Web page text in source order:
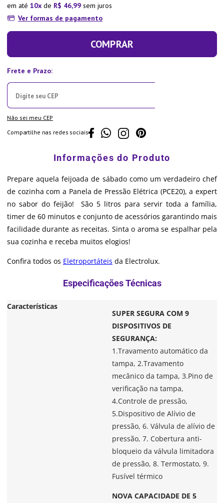
em até 10 de R$ 46,99 sem juros
Ver formas de pagamento
COMPRAR
Não sei meu CEP
Compartilhe nas redes sociais
Prepare aquela feijoada de sábado como um verdadeiro chef
de cozinha com a Panela de Pressão Elétrica (PCE20), a expert
no sabor do feijão! São 5 litros para servir toda a família,
timer de 60 minutos e conjunto de acessórios garantindo mais
facilidade durante as receitas. Sinta o aroma se espalhar pela
sua cozinha e receba muitos elogios!
Confira todos os Eletroportáteis da Electrolux.
Características
SUPER SEGURA COM 9
DISPOSITIVOS DE
SEGURANÇA:
1.Travamento automático da
tampa, 2.Travamento
mecânico da tampa, 3.Pino de
verificação na tampa,
4.Controle de pressão,
5.Dispositivo de Alívio de
pressão, 6. Válvula de alívio de
pressão, 7. Cobertura anti-
bloqueio da válvula limitadora
de pressão, 8. Termostato, 9.
Fusível térmico
NOVA CAPACIDADE DE 5